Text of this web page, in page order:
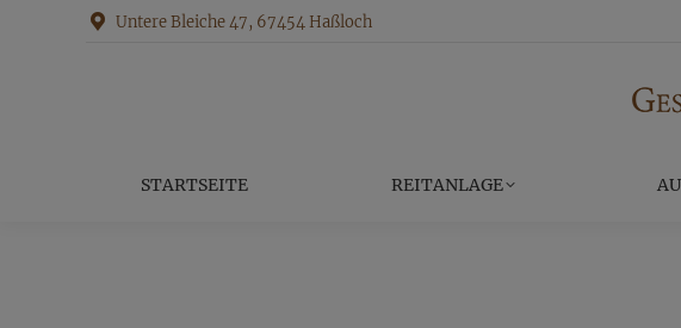
Untere Bleiche 47, 67454 Haßloch
STARTSEITE REITANLAGE